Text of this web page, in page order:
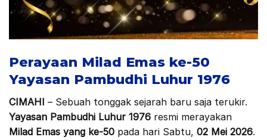
Perayaan Milad Emas ke-50
Yayasan Pambudhi Luhur 1976
CIMAHI – Sebuah tonggak sejarah baru saja terukir.
Yayasan Pambudhi Luhur 1976 resmi merayakan
Milad Emas yang ke-50 pada hari Sabtu, 02 Mei 2026.